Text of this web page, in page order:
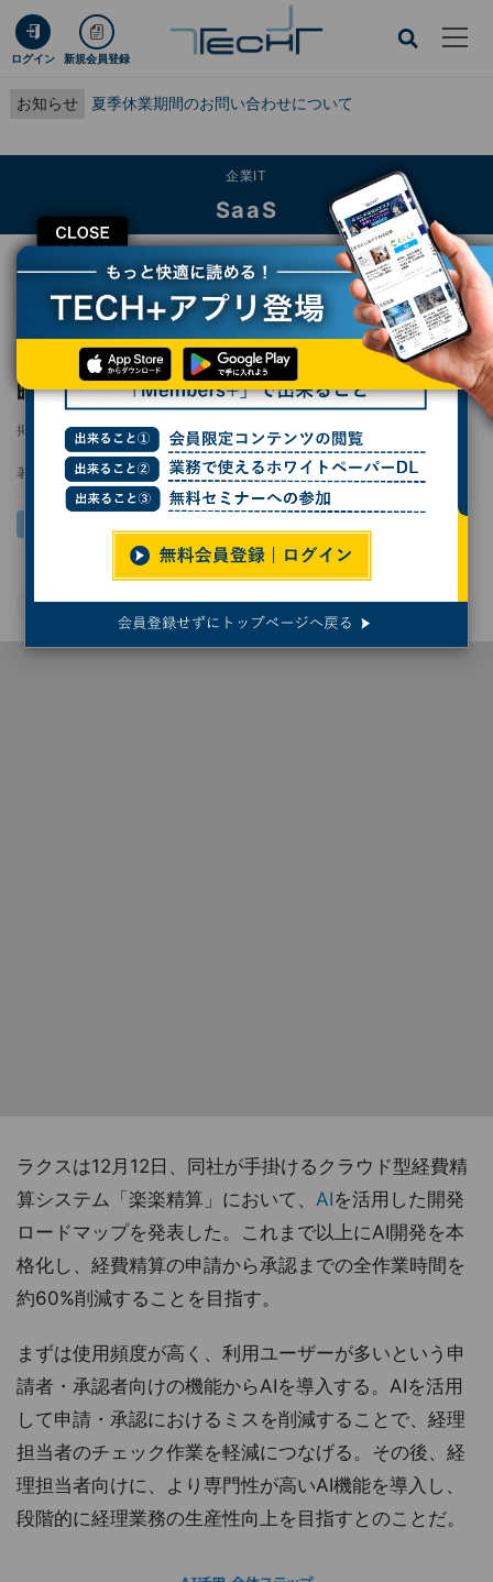
ログイン 新規会員登録
お知らせ 夏季休業期間のお問い合わせについて
CLOSE
企業IT
SaaS
TECH+ 企業IT
SaaS
ラクスがAI開発を本格化、経費精算の全作業時間を6割削減へ
ラクスがAI開発を本格化、経費精算の全作業
時間を6割削減へ
掲載日 2024/12/12 17:22
著者： 早川竜太
AI 業務効率化 SaaS
ラクスは12月12日、同社が手掛けるクラウド型経費精
算システム「楽楽精算」において、 AIを活用した開発
ロードマップを発表した。これまで以上にAI開発を本
格化し、経費精算の申請から承認までの全作業時間を
約60%削減することを目指す。
まずは使用頻度が高く、利用ユーザーが多いという申
請者・承認者向けの機能からAIを導入する。AIを活用
して申請・承認におけるミスを削減することで、経理
担当者のチェック作業を軽減につなげる。その後、経
理担当者向けに、より専門性が高いAI機能を導入し、
段階的に経理業務の生産性向上を目指すとのことだ。